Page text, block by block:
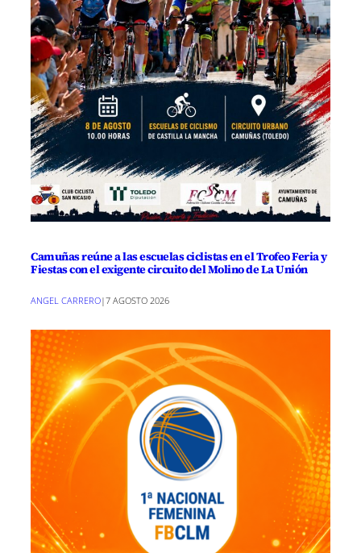
Camuñas reúne a las escuelas ciclistas en el Trofeo Feria y
Fiestas con el exigente circuito del Molino de La Unión
ANGEL CARRERO|7 AGOSTO 2026